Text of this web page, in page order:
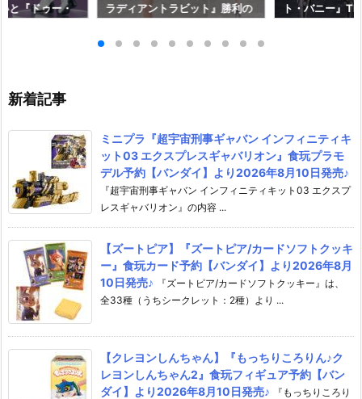
と『ドゥー・
ラディアントラビット』勝利の
約【フリーイング】より2026
ト・バニー』
新着記事
ミニプラ『超宇宙刑事ギャバン インフィニティキ
ット03 エクスプレスギャバリオン』食玩プラモ
デル予約【バンダイ】より2026年8月10日発売♪
『超宇宙刑事ギャバン インフィニティキット03 エクスプ
レスギャバリオン』の内容 ...
【ズートピア】『ズートピア/カードソフトクッキ
ー』食玩カード予約【バンダイ】より2026年8月
10日発売♪
『ズートピア/カードソフトクッキー』は、
全33種（うちシークレット：2種）より ...
【クレヨンしんちゃん】『もっちりころりん♪ク
レヨンしんちゃん2』食玩フィギュア予約【バン
ダイ】より2026年8月10日発売♪
『もっちりころり